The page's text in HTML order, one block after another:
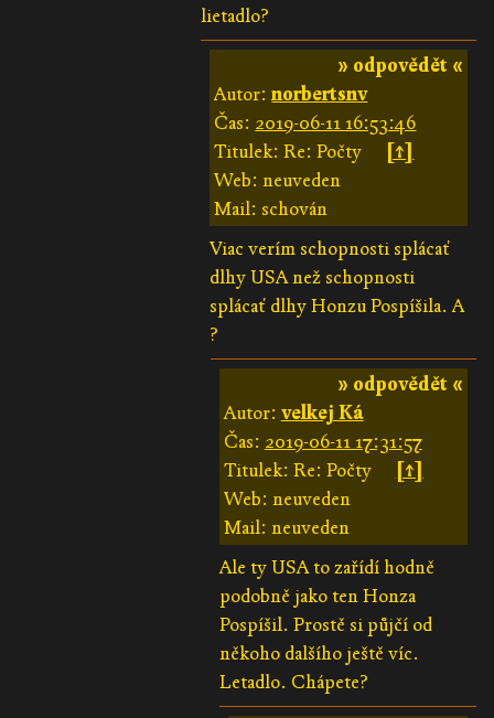
lietadlo?
» odpovědět «
Autor:norbertsnv
Čas: 2019-06-11 16:53:46
Titulek: Re: Počty
[↑]
Web: neuveden
Mail: schován
Viac verím schopnosti splácať
dlhy USA než schopnosti
splácať dlhy Honzu Pospíšila. A
?
» odpovědět «
Autor: velkej Ká
Čas: 2019-06-11 17:31:57
Titulek: Re: Počty
[↑]
Web: neuveden
Mail: neuveden
Ale ty USA to zařídí hodně
podobně jako ten Honza
Pospíšil. Prostě si půjčí od
někoho dalšího ještě víc.
Letadlo. Chápete?